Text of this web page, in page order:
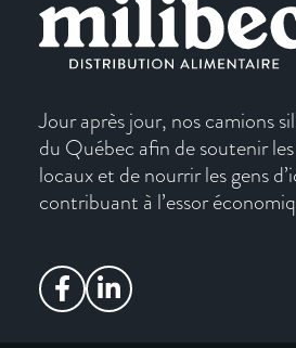
Jour après jour, nos camions
du Québec afin de soutenir
locaux et de nourrir les gens
contribuant à l’essor